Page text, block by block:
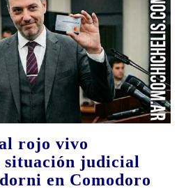
rojo vivo
situación judicial
en Comodoro